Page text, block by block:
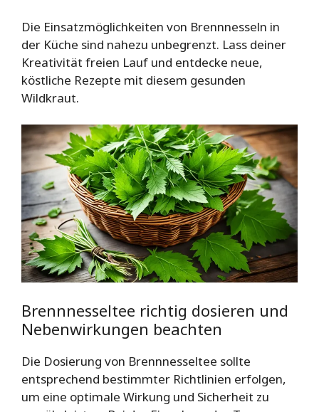
Die Einsatzmöglichkeiten von Brennnesseln in
der Küche sind nahezu unbegrenzt. Lass deiner
Kreativität freien Lauf und entdecke neue,
köstliche Rezepte mit diesem gesunden
Wildkraut.
Brennnesseltee richtig dosieren und
Nebenwirkungen beachten
Die Dosierung von Brennnesseltee sollte
entsprechend bestimmter Richtlinien erfolgen,
um eine optimale Wirkung und Sicherheit zu